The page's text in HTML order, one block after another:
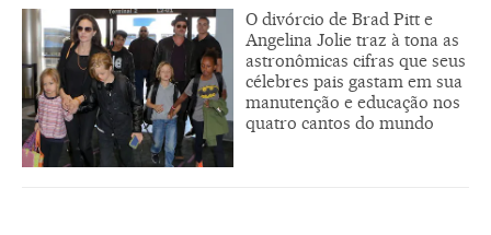
O divórcio de Brad Pitt e
Angelina Jolie traz à tona as
astronômicas cifras que seus
célebres pais gastam em sua
manutenção e educação nos
quatro cantos do mundo